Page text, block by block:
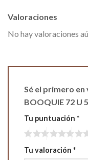
Valoraciones
No hay valoraciones
Sé el primero en
BOOQUIE 72 U
Tu puntuación *
Tu valoración *